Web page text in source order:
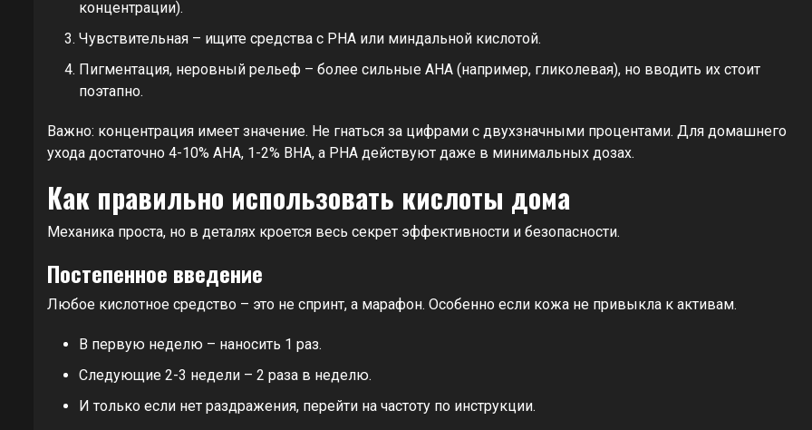
концентрации).
Чувствительная – ищите средства с PHA или миндальной кислотой.
Пигментация, неровный рельеф – более сильные AHA (например, гликолевая), но вводить их стоит
поэтапно.
Важно: концентрация имеет значение. Не гнаться за цифрами с двухзначными процентами. Для домашнего
ухода достаточно 4-10% AHA, 1-2% BHA, а PHA действуют даже в минимальных дозах.
Как правильно использовать кислоты дома
Механика проста, но в деталях кроется весь секрет эффективности и безопасности.
Постепенное введение
Любое кислотное средство – это не спринт, а марафон. Особенно если кожа не привыкла к активам.
В первую неделю – наносить 1 раз.
Следующие 2-3 недели – 2 раза в неделю.
И только если нет раздражения, перейти на частоту по инструкции.